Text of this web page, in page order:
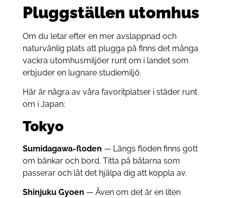
Pluggställen utomhus
Om du letar efter en mer avslappnad och
naturvänlig plats att plugga på finns det många
vackra utomhusmiljöer runt om i landet som
erbjuder en lugnare studiemiljö.
Här är några av våra favoritplatser i städer runt
om i Japan:
Tokyo
Sumidagawa-floden — Längs floden finns gott
om bänkar och bord. Titta på båtarna som
passerar och låt det hjälpa dig att koppla av.
Shinjuku Gyoen — Även om det är en liten